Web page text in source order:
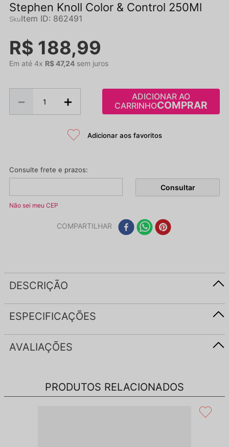
Stephen Knoll Color & Control 250Ml
Item ID: 862491
R$ 188,99
Em até 4x R$47,24 sem juros
＋
－
ADICIONAR AO
CARRINHO
Não sei meu CEP
COMPARTILHAR
DESCRIÇÃO
ESPECIFICAÇÕES
AVALIAÇÕES
PRODUTOS RELACIONADOS